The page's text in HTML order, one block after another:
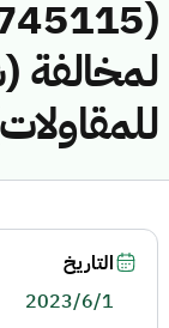
لمخالفة
التاريخ
2023/6/1